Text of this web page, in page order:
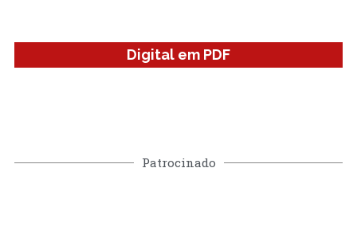
Digital em PDF
Patrocinado